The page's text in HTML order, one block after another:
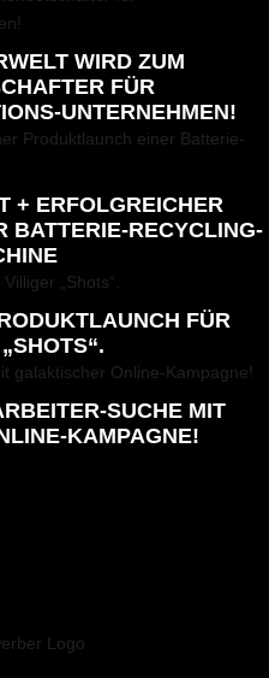
WIRD ZUM
FÜR
UNTERNEHMEN!
+ ERFOLGREICHER
BATTERIE-RECYCLING-
FÜR
SUCHE MIT
KAMPAGNE!